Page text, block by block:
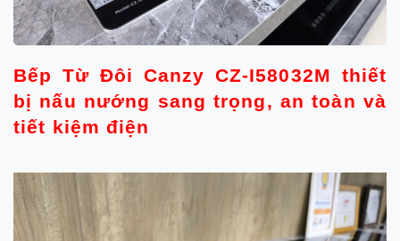
Bếp Từ Đôi Canzy CZ-I58032M thiết
bị nấu nướng sang trọng, an toàn và
tiết kiệm điện